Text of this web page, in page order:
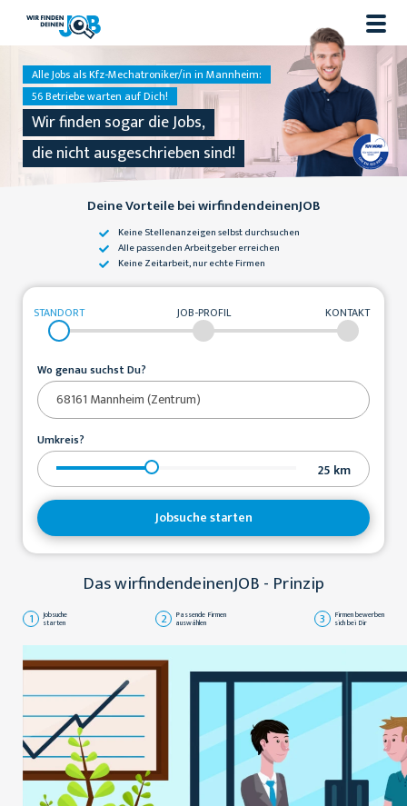
Alle Jobs als Kfz-Mechatroniker/in in Mannheim:
56 Betriebe warten auf Dich!
Wir finden sogar die Jobs,
die nicht ausgeschrieben sind!
Deine Vorteile bei wirfindendeinenJOB
Keine Stellenanzeigenselbst durchsuchen
Alle passendenArbeitgeber erreichen
Keine Zeitarbeit,nur echte Firmen
STANDORT JOB-PROFIL KONTAKT
Wo genau suchst Du?
Umkreis?
25 km
Jobsuche starten
Das wirfindendeinenJOB - Prinzip
1 Jobsuche
starten 2 Passende Firmen
auswählen 3 Firmen bewerben
sich bei Dir